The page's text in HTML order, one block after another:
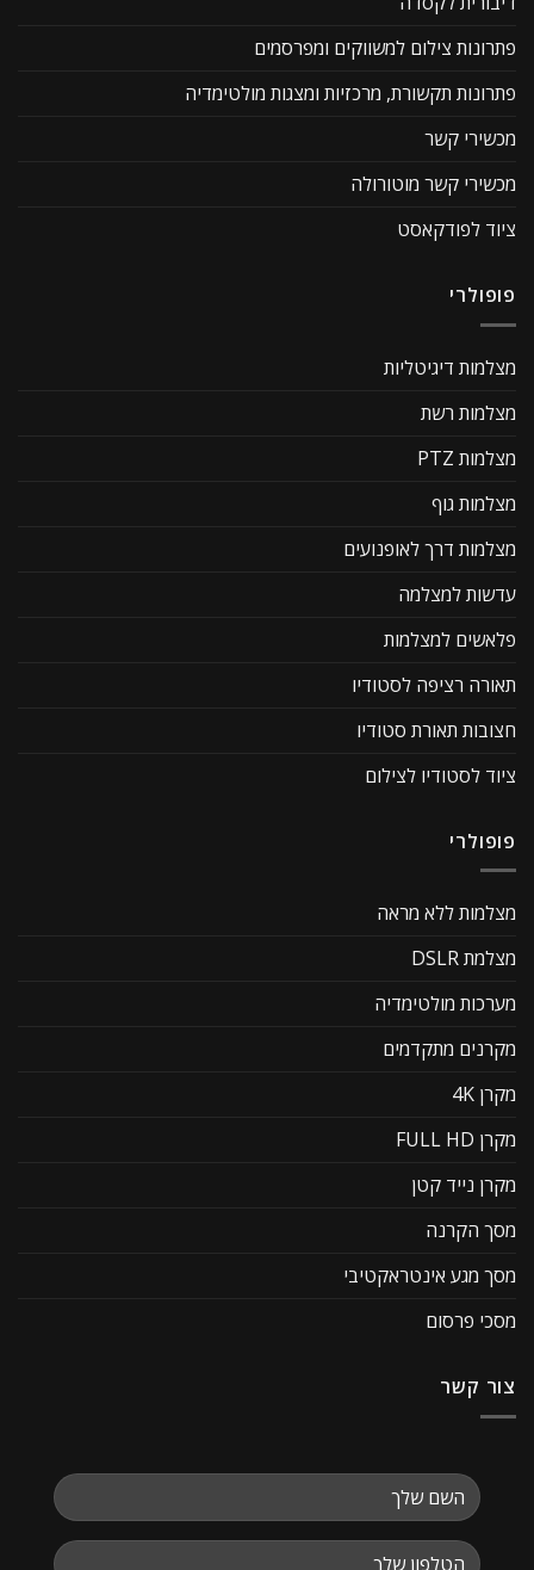
פתרונות צילום למשווקים ומפרסמים
פתרונות תקשורת, מרכזיות ומצגות מולטימדיה
מכשירי קשר
מכשירי קשר מוטורולה
ציוד לפודקאסט
פופולרי
מצלמות דיגיטליות
מצלמות רשת
מצלמות PTZ
מצלמות גוף
מצלמות דרך לאופנועים
עדשות למצלמה
פלאשים למצלמות
תאורה רציפה לסטודיו
חצובות תאורת סטודיו
ציוד לסטודיו לצילום
פופולרי
מצלמות ללא מראה
מצלמת DSLR
מערכות מולטימדיה
מקרנים מתקדמים
מקרן 4K
מקרן FULL HD
מקרן נייד קטן
מסך הקרנה
מסך מגע אינטראקטיבי
מסכי פרסום
צור קשר